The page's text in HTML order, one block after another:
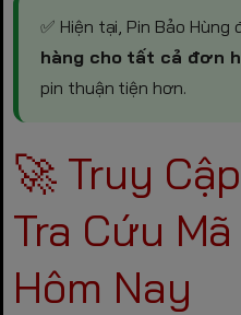
✅ Hiện tại, Pin Bảo Hùng
hàng cho tất cả đơn
pin thuận tiện hơn.
🚀 Truy
Tra Cứu
Hôm Nay